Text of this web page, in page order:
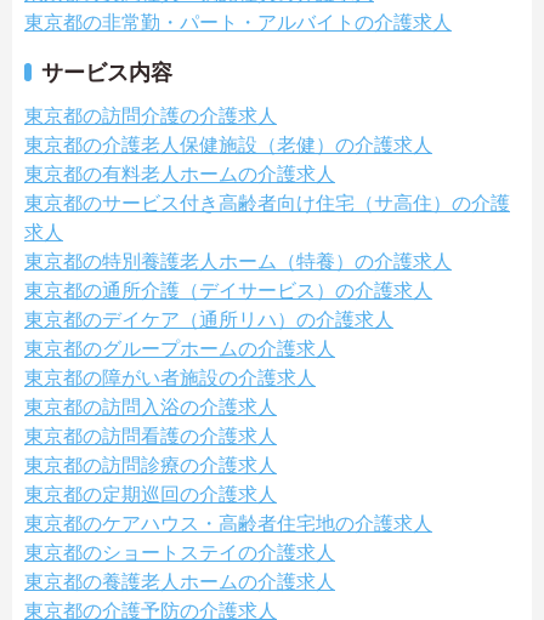
東京都の非常勤・パート・アルバイトの介護求人
サービス内容
東京都の訪問介護の介護求人
東京都の介護老人保健施設（老健）の介護求人
東京都の有料老人ホームの介護求人
東京都のサービス付き高齢者向け住宅（サ高住）の介護
求人
東京都の特別養護老人ホーム（特養）の介護求人
東京都の通所介護（デイサービス）の介護求人
東京都のデイケア（通所リハ）の介護求人
東京都のグループホームの介護求人
東京都の障がい者施設の介護求人
東京都の訪問入浴の介護求人
東京都の訪問看護の介護求人
東京都の訪問診療の介護求人
東京都の定期巡回の介護求人
東京都のケアハウス・高齢者住宅地の介護求人
東京都のショートステイの介護求人
東京都の養護老人ホームの介護求人
東京都の介護予防の介護求人